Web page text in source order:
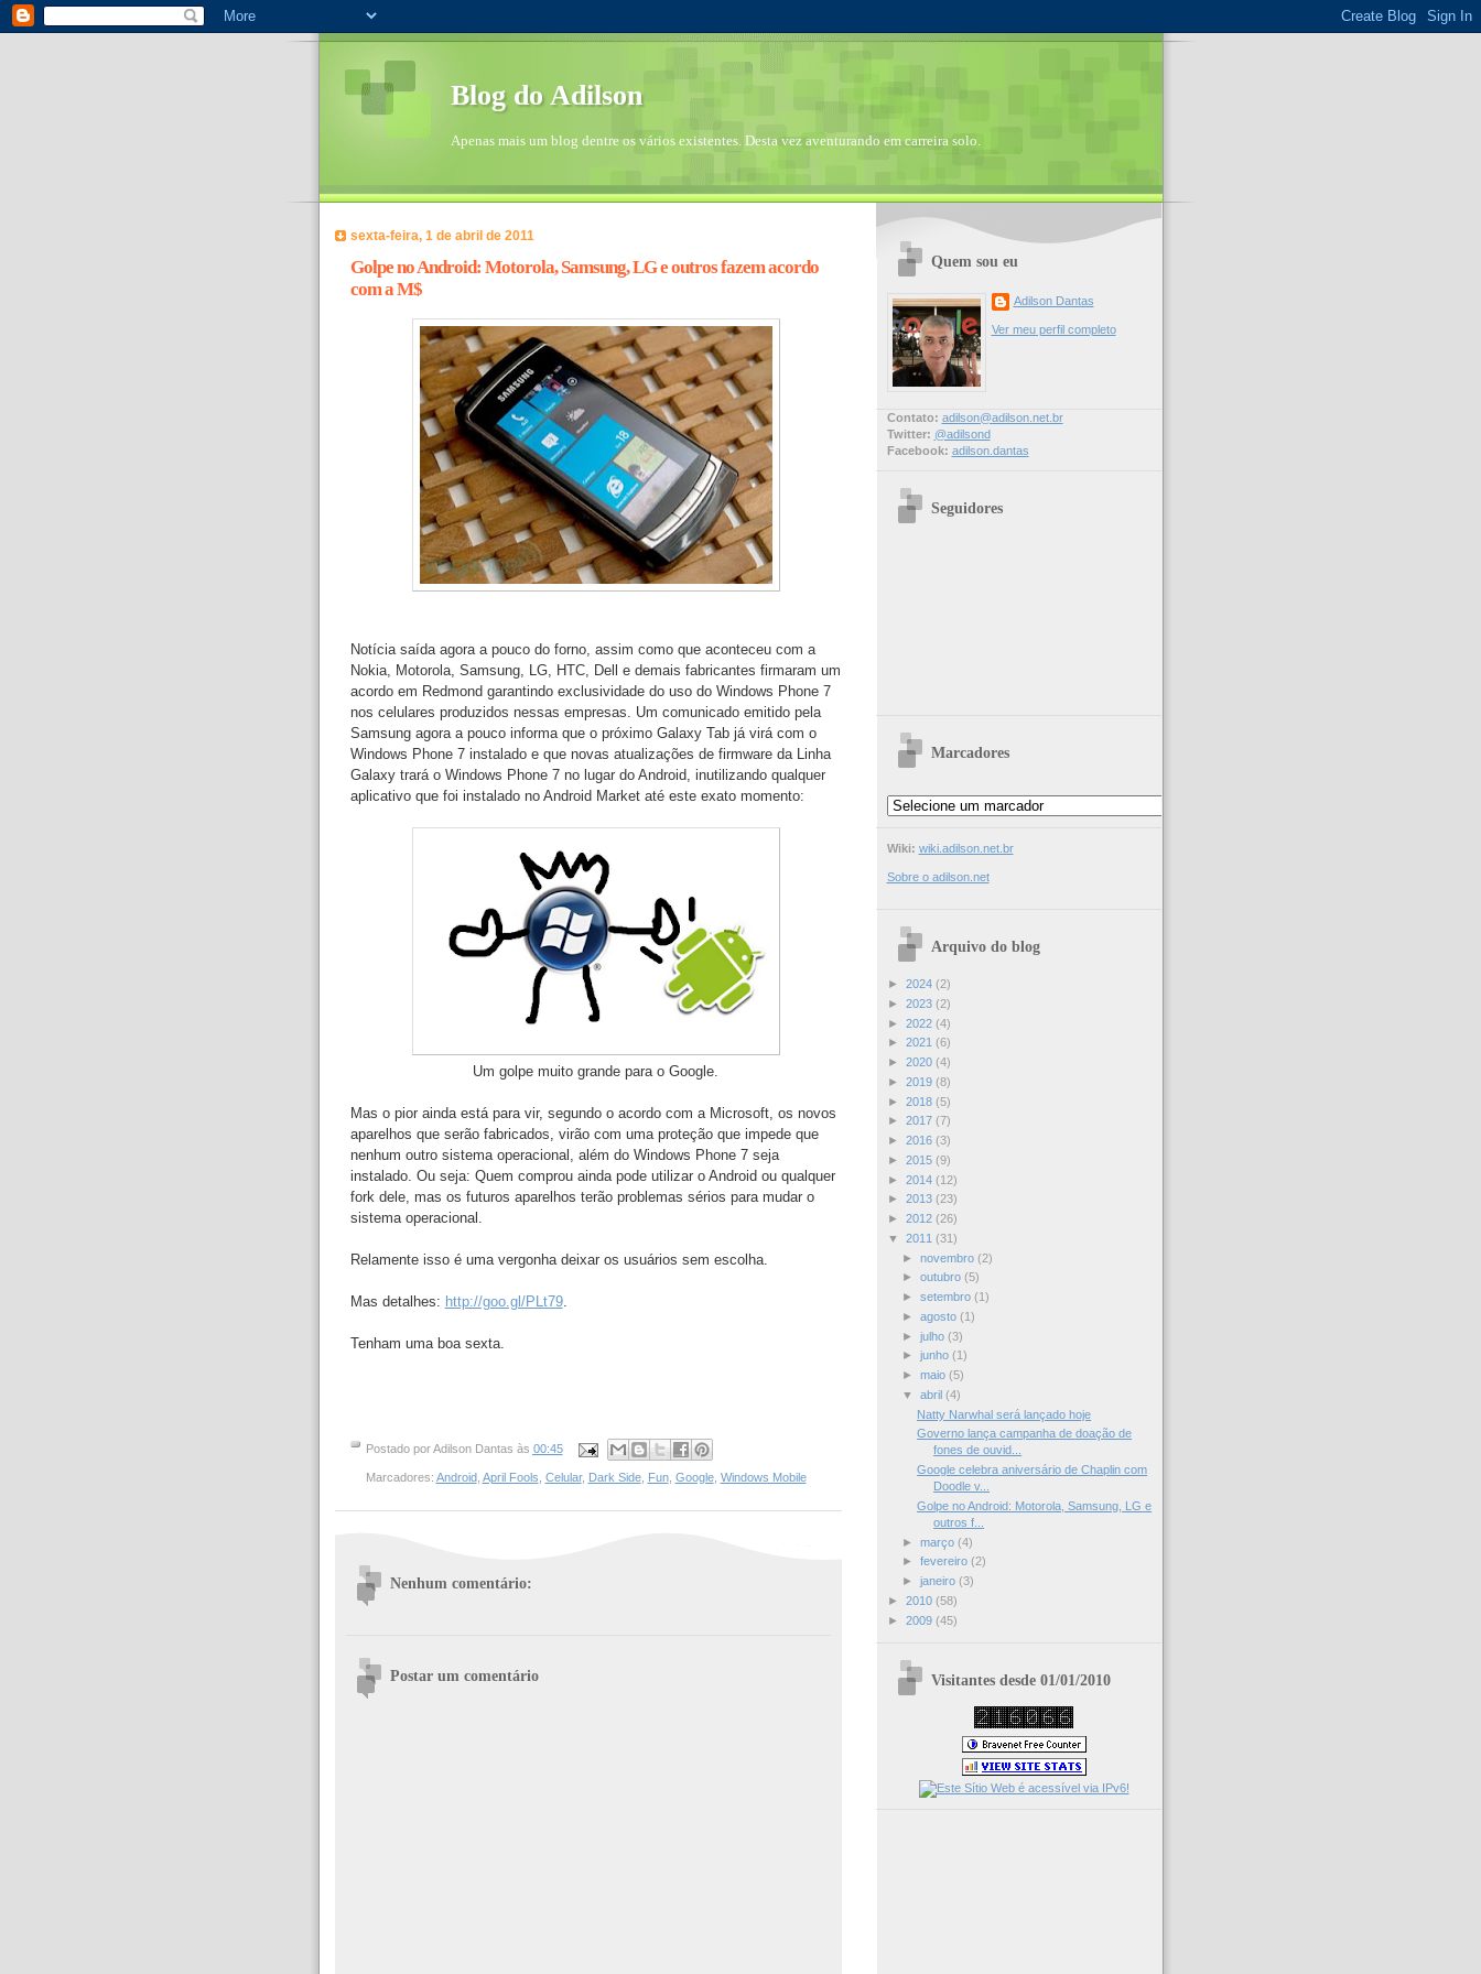
Blog do Adilson
Apenas mais um blog dentre os vários existentes. Desta vez aventurando em carreira solo.
sexta-feira, 1 de abril de 2011
Golpe no Android: Motorola, Samsung, LG e outros fazem acordo
com a M$
Notícia saída agora a pouco do forno, assim como que aconteceu com a
Nokia, Motorola, Samsung, LG, HTC, Dell e demais fabricantes firmaram um
acordo em Redmond garantindo exclusividade do uso do Windows Phone 7
nos celulares produzidos nessas empresas. Um comunicado emitido pela
Samsung agora a pouco informa que o próximo Galaxy Tab já virá com o
Windows Phone 7 instalado e que novas atualizações de firmware da Linha
Galaxy trará o Windows Phone 7 no lugar do Android, inutilizando qualquer
aplicativo que foi instalado no Android Market até este exato momento:
Um golpe muito grande para o Google.
Mas o pior ainda está para vir, segundo o acordo com a Microsoft, os novos
aparelhos que serão fabricados, virão com uma proteção que impede que
nenhum outro sistema operacional, além do Windows Phone 7 seja
instalado. Ou seja: Quem comprou ainda pode utilizar o Android ou qualquer
fork dele, mas os futuros aparelhos terão problemas sérios para mudar o
sistema operacional.
Relamente isso é uma vergonha deixar os usuários sem escolha.
Mas detalhes: http://goo.gl/PLt79.
Tenham uma boa sexta.
Postado porAdilson Dantas às 00:45
Marcadores: Android, April Fools Celular, Dark Side, Fun, Google, Windows Mobile
Nenhum comentário:
Postar um comentário
Quem sou eu
Adilson Dantas
Ver meu perfil completo
Contato: adilson@adilson.net.br
Twitter: @adilsond
Facebook: adilson.dantas
Seguidores
Marcadores
Wiki: wiki.adilson.net.br
Sobre o adilson.net
Arquivo do blog
► 2024 (2)
► 2023 (2)
► 2022 (4)
► 2021 (6)
► 2020 (4)
► 2019 (8)
► 2018 (5)
► 2017 (7)
► 2016 (3)
► 2015 (9)
► 2014 (12)
► 2013 (23)
► 2012 (26)
▼ 2011 (31)
► novembro (2)
► outubro (5)
► setembro (1)
► agosto (1)
► julho (3)
► junho (1)
► maio (5)
▼ abril (4)
Natty Narwhal será lançado hoje
Governo lança campanha de doação de
fones de ouvid...
Google celebra aniversário de Chaplin com
Doodle v...
Golpe no Android: Motorola, Samsung, LG e
outros f...
► março (4)
► fevereiro (2)
► janeiro (3)
► 2010 (58)
► 2009 (45)
Visitantes desde 01/01/2010